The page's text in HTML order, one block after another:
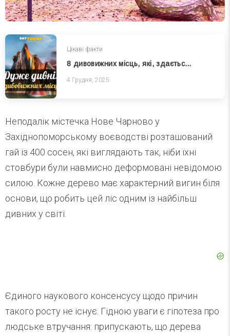
Цікаві факти
8 дивовижних місць, які, здається, порушують закони природи
4 Грудня, 2025
Неподалік містечка Нове Чарново у
Західнопоморському воєводстві розташований
гай із 400 сосен, які виглядають так, ніби їхні
стовбури були навмисно деформовані невідомою
силою. Кожне дерево має характерний вигин біля
основи, що робить цей ліс одним із найбільш
дивних у світі.
Єдиного наукового консенсусу щодо причин
такого росту не існує. Гідною уваги є гіпотеза про
людське втручання: припускають, що дерева